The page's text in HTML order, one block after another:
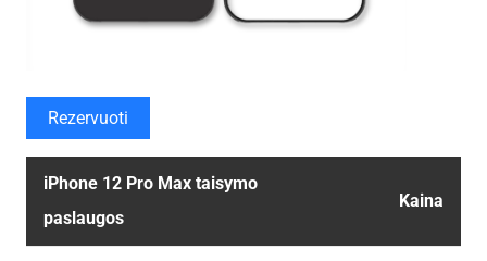
Rezervuoti
iPhone 12 Pro Max taisymo
paslaugos
Kaina